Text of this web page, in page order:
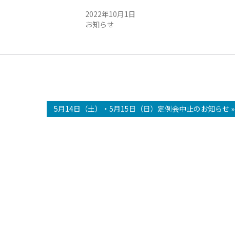
2022年10月1日
お知らせ
5月14日（土）・5月15日（日）定例会中止のお知らせ »